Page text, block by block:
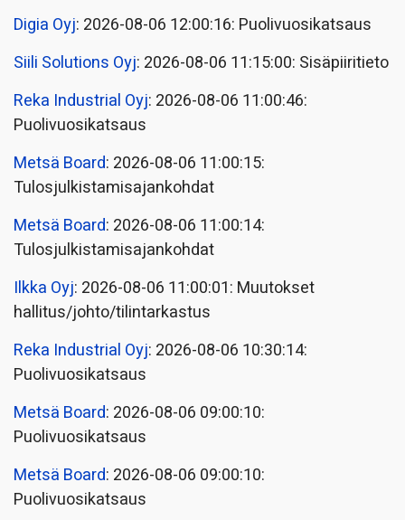
Digia Oyj: 2026-08-06 12:00:16: Puolivuosikatsaus
Siili Solutions Oyj: 2026-08-06 11:15:00: Sisäpiiritieto
Reka Industrial Oyj: 2026-08-06 11:00:46:
Puolivuosikatsaus
Metsä Board: 2026-08-06 11:00:15:
Tulosjulkistamisajankohdat
Metsä Board: 2026-08-06 11:00:14:
Tulosjulkistamisajankohdat
Ilkka Oyj: 2026-08-06 11:00:01: Muutokset
hallitus/johto/tilintarkastus
Reka Industrial Oyj: 2026-08-06 10:30:14:
Puolivuosikatsaus
Metsä Board: 2026-08-06 09:00:10:
Puolivuosikatsaus
Metsä Board: 2026-08-06 09:00:10:
Puolivuosikatsaus